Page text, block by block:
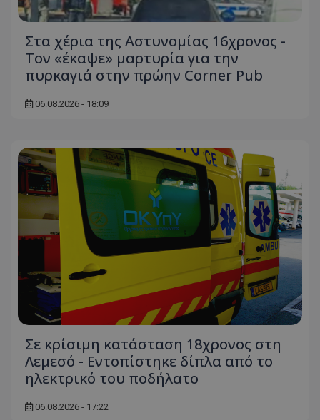
Στα χέρια της Αστυνομίας 16χρονος -
Τον «έκαψε» μαρτυρία για την
πυρκαγιά στην πρώην Corner Pub
06.08.2026 - 18:09
Σε κρίσιμη κατάσταση 18χρονος στη
Λεμεσό - Εντοπίστηκε δίπλα από το
ηλεκτρικό του ποδήλατο
06.08.2026 - 17:22